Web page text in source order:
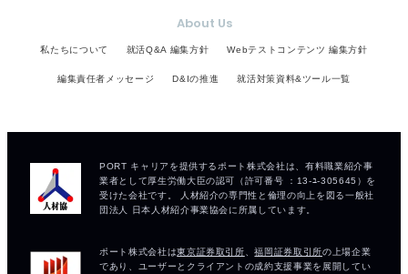
About Us
私たちについて 就活Q&A 編集方針 Webテストコンテンツ 編集方針
編集責任者メッセージ D&Iの推進 就活対策資料&ツール一覧